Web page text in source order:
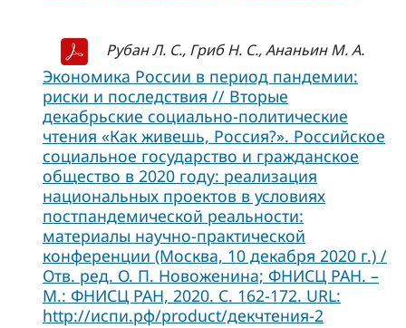
Рубан Л. С., Гриб Н. С., Ананьин М. А.
Экономика России в период пандемии:
риски и последствия // Вторые
декабрьские социально-политические
чтения «Как живешь, Россия?». Российское
социальное государство и гражданское
общество в 2020 году: реализация
национальных проектов в условиях
постпандемической реальности:
материалы научно-практической
конференции (Москва, 10 декабря 2020 г.) /
Отв. ред. О. П. Новоженина; ФНИСЦ РАН. –
М.: ФНИСЦ РАН, 2020. С. 162-172. URL:
http://испи.рф/product/декчтения-2